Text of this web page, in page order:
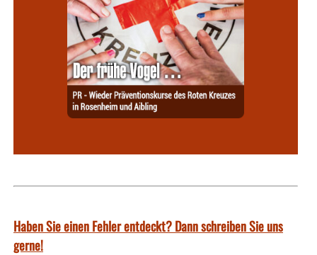
Haben Sie einen Fehler entdeckt? Dann schreiben Sie uns
gerne!